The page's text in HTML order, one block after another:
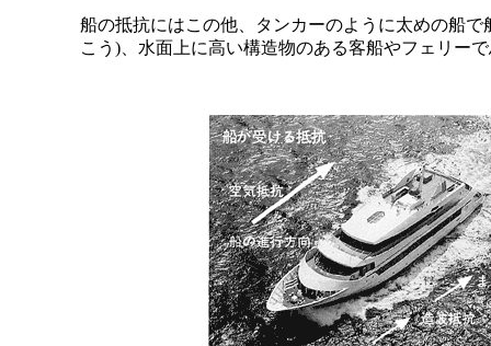
船の抵抗にはこの他、タンカーのように太めの船
こう)、水面上に高い構造物のある客船やフェリー